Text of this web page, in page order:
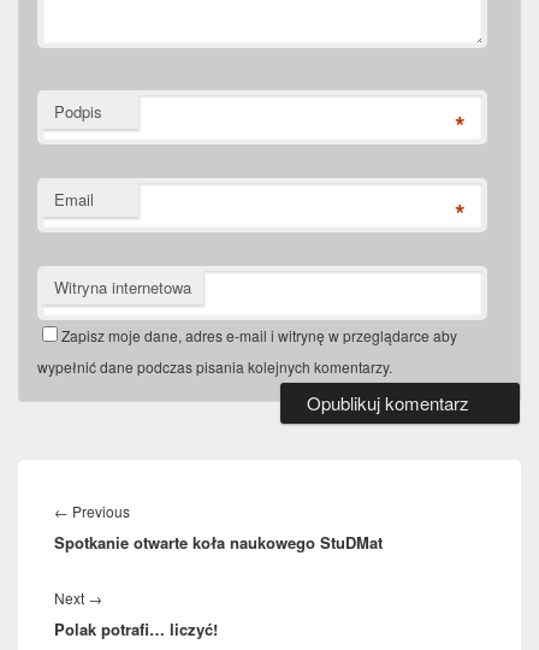
Podpis *
Email *
Witryna internetowa
Zapisz moje dane, adres e-mail i witrynę w przeglądarce aby
wypełnić dane podczas pisania kolejnych komentarzy.
wpisu
← Previous
post:
Spotkanie otwarte koła naukowego StuDMat
Next →
post:
Polak potrafi… liczyć!